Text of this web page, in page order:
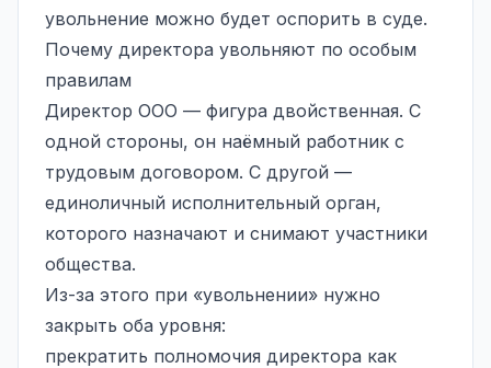
увольнение можно будет оспорить в суде.
Почему директора увольняют по особым
правилам
Директор ООО — фигура двойственная. С
одной стороны, он наёмный работник с
трудовым договором. С другой —
единоличный исполнительный орган,
которого назначают и снимают участники
общества.
Из-за этого при «увольнении» нужно
закрыть оба уровня:
прекратить полномочия директора как